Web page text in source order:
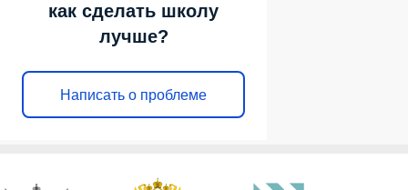
как сделать школу
лучше?
Написать о проблеме